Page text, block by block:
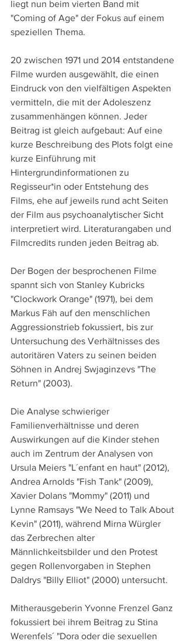
liegt nun beim vierten Band mit
"Coming of Age" der Fokus auf einem
speziellen Thema.
20 zwischen 1971 und 2014 entstandene
Filme wurden ausgewählt, die einen
Eindruck von den vielfältigen Aspekten
vermitteln, die mit der Adoleszenz
zusammenhängen können. Jeder
Beitrag ist gleich aufgebaut: Auf eine
kurze Beschreibung des Plots folgt eine
kurze Einführung mit
Hintergrundinformationen zu
Regisseur*in oder Entstehung des
Films, ehe auf jeweils rund acht Seiten
der Film aus psychoanalytischer Sicht
interpretiert wird. Literaturangaben und
Filmcredits runden jeden Beitrag ab.
Der Bogen der besprochenen Filme
spannt sich von Stanley Kubricks
"Clockwork Orange" (1971), bei dem
Markus Fäh auf den menschlichen
Aggressionstrieb fokussiert, bis zur
Untersuchung des Verhältnisses des
autoritären Vaters zu seinen beiden
Söhnen in Andrej Swjaginzevs "The
Return" (2003).
Die Analyse schwieriger
Familienverhältnisse und deren
Auswirkungen auf die Kinder stehen
auch im Zentrum der Analysen von
Ursula Meiers "L´enfant en haut" (2012),
Andrea Arnolds "Fish Tank" (2009),
Xavier Dolans "Mommy" (2011) und
Lynne Ramsays "We Need to Talk About
Kevin" (2011), während Mirna Würgler
das Zerbrechen alter
Männlichkeitsbilder und den Protest
gegen Rollenvorgaben in Stephen
Daldrys "Billy Elliot" (2000) untersucht.
Mitherausgeberin Yvonne Frenzel Ganz
fokussiert bei ihrem Beitrag zu Stina
Werenfels´ "Dora oder die sexuellen